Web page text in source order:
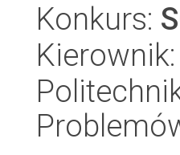
Konkurs: